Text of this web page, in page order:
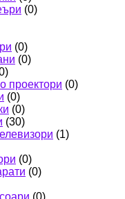
(0)
(0)
(0)
проектори (0)
(0)
(0)
(30)
(1)
(0)
(0)
(0)